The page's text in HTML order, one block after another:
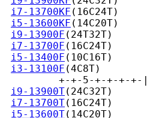
i7-13700KF (16C24T)
i5-13600KF (14C20T)
i9-13900F (24T32T)
i7-13700F
i5-13400F (10C16T)
i3-13100F (4C8T)
+-+-5-+-+-+-
i9-13900T
i7-13700T(16C24T)
i5-13600T